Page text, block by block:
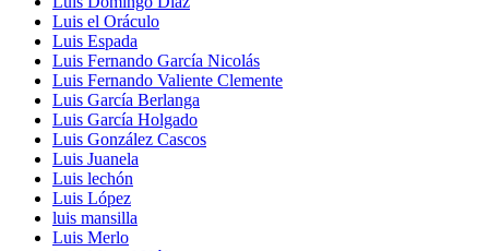
Luis el Oráculo
Luis Espada
Luis Fernando García Nicolás
Luis Fernando Valiente Clemente
Luis García Berlanga
Luis García Holgado
Luis González Cascos
Luis Juanela
Luis lechón
Luis López
luis mansilla
Luis Merlo